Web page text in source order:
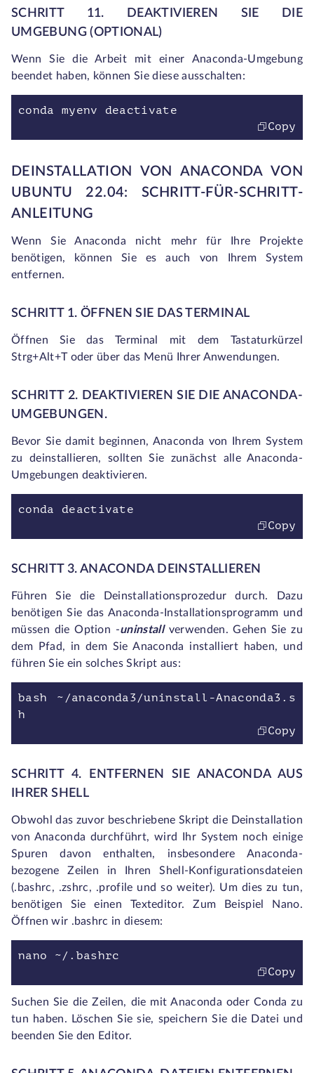
SCHRITT 11. DEAKTIVIEREN SIE DIE
UMGEBUNG (OPTIONAL)
Wenn Sie die Arbeit mit einer Anaconda-Umgebung
beendet haben, können Sie diese ausschalten:
conda myenv deactivate
Copy
DEINSTALLATION VON ANACONDA VON
UBUNTU 22.04: SCHRITT-FÜR-SCHRITT-
ANLEITUNG
Wenn Sie Anaconda nicht mehr für Ihre Projekte
benötigen, können Sie es auch von Ihrem System
entfernen.
SCHRITT 1. ÖFFNEN SIE DAS TERMINAL
Öffnen Sie das Terminal mit dem Tastaturkürzel
Strg+Alt+T oder über das Menü Ihrer Anwendungen.
SCHRITT 2. DEAKTIVIEREN SIE DIE ANACONDA-
UMGEBUNGEN.
Bevor Sie damit beginnen, Anaconda von Ihrem System
zu deinstallieren, sollten Sie zunächst alle Anaconda-
Umgebungen deaktivieren.
conda deactivate
Copy
SCHRITT 3. ANACONDA DEINSTALLIEREN
Führen Sie die Deinstallationsprozedur durch. Dazu
benötigen Sie das Anaconda-Installationsprogramm und
müssen die Option -uninstallverwenden. Gehen Sie zu
dem Pfad, in dem Sie Anaconda installiert haben, und
führen Sie ein solches Skript aus:
bash ~/anaconda3/uninstall-Anaconda3.s
h
Copy
SCHRITT 4. ENTFERNEN SIE ANACONDA AUS
IHRER SHELL
Obwohl das zuvor beschriebene Skript die Deinstallation
von Anaconda durchführt, wird Ihr System noch einige
Spuren davon enthalten, insbesondere Anaconda-
bezogene Zeilen in Ihren Shell-Konfigurationsdateien
(.bashrc, .zshrc, .profile und so weiter). Um dies zu tun,
benötigen Sie einen Texteditor. Zum Beispiel Nano.
Öffnen wir .bashrc in diesem:
nano ~/.bashrc
Copy
Suchen Sie die Zeilen, die mit Anaconda oder Conda zu
tun haben. Löschen Sie sie, speichern Sie die Datei und
beenden Sie den Editor.